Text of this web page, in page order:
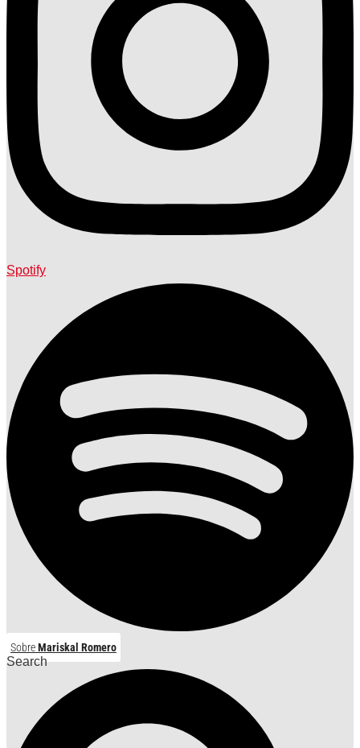
Spotify
SobreMariskal Romero
Search